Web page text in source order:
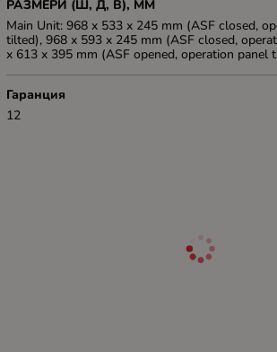
РАЗМЕРИ (Ш, Д, В), ММ
Main Unit: 968 x 533 x 245 mm (ASF closed,
tilted), 968 x 593 x 245 mm (ASF closed,
x 613 x 395 mm (ASF opened, operation panel
Гаранция
12